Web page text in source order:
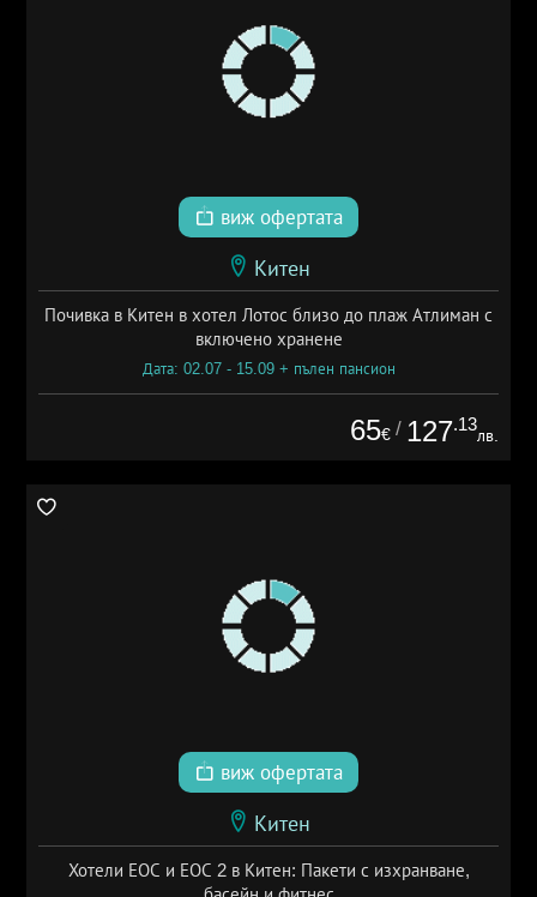
виж офертата
Китен
Почивка в Китен в хотел Лотос близо до плаж Атлиман с
включено хранене
Дата: 02.07 - 15.09 + пълен пансион
65€ / 127.13
лв.
виж офертата
Китен
Хотели ЕОС и ЕОС 2 в Китен: Пакети с изхранване,